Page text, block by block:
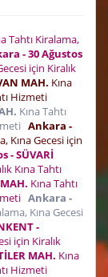
Tahtı Kiralama,
- 30 Ağustos
için Kiralık
MAH. Kına
Hizmeti
Kına Tahtı
Ankara -
Kına Gecesi için
- SÜVARİ
Kına Tahtı
Kına Tahtı
Ankara -
Kına Gecesi
-
için Kiralık
MAH. Kına
Hizmeti